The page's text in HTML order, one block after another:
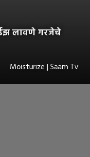
लावणे गरजेचे
Moisturize | Saam Tv